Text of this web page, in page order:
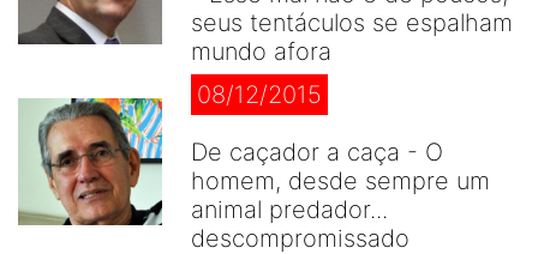
seus tentáculos se espalham
mundo afora
08/12/2015
De caçador a caça - O
homem, desde sempre um
animal predador...
descompromissado